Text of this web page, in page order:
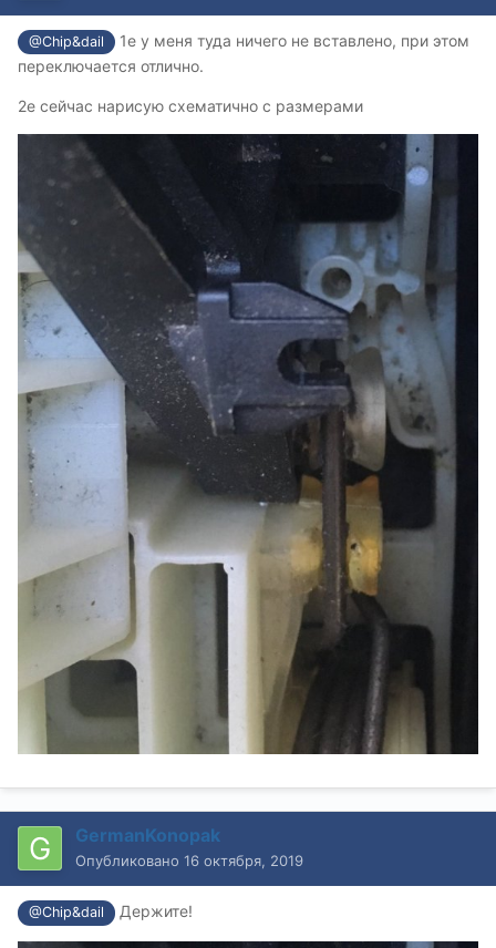
@Chip&dail
1е у меня туда ничего не вставлено, при этом
переключается отлично.
2е сейчас нарисую схематично с размерами
GermanKonopak
Опубликовано 16 октября, 2019
@Chip&dail Держите!